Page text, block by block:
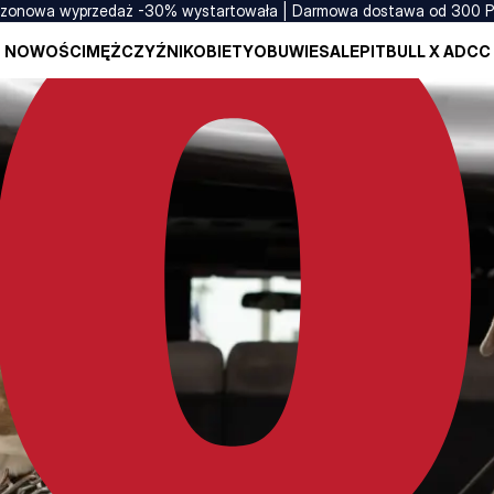
wyprzedaż -30% wystartowała | Darmowa dostawa od 300
NOWOŚCIMĘŻCZYŹNIKOBIETYOBUWIESALEPITBULL X ADCC